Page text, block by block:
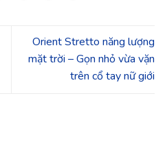
Orient Stretto năng lượng
mặt trời – Gọn nhỏ vừa vặn
trên cổ tay nữ giới